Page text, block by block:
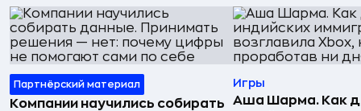
Партнёрский материал
Компании научились собирать
Игры
Аша Шарма. Как